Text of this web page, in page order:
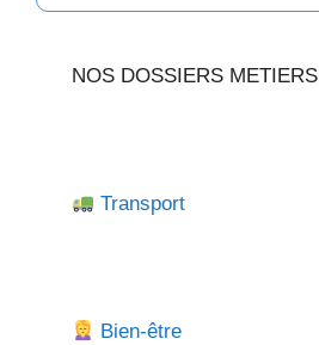
NOS DOSSIERS METIERS
Transport
Bien-être